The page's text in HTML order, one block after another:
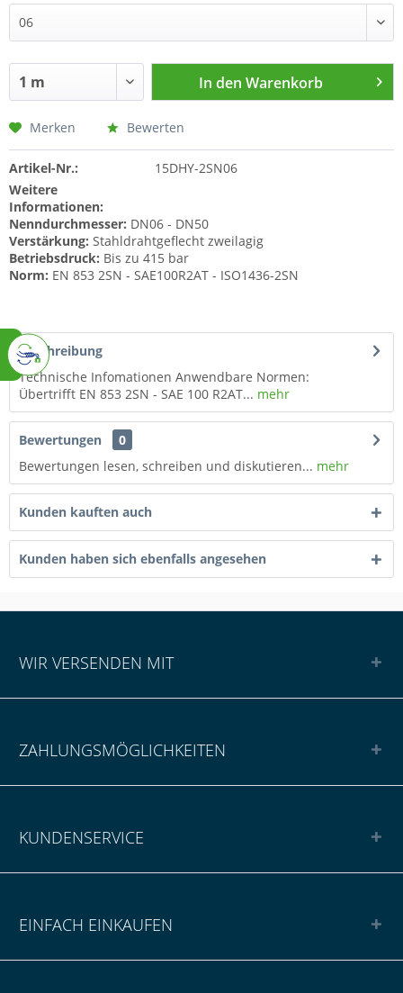
In den Warenkorb
Merken Bewerten
Artikel-Nr.:
15DHY-2SN06
Weitere
Informationen:
Nenndurchmesser: DN06 - DN50
Verstärkung: Stahldrahtgeflecht zweilagig
Betriebsdruck: Bis zu 415 bar
Norm: EN 853 2SN - SAE100R2AT - ISO1436-2SN
Beschreibung
Technische Infomationen Anwendbare Normen:
Übertrifft EN 853 2SN - SAE 100 R2AT... mehr
Bewertungen
0
Bewertungen lesen, schreiben und diskutieren... mehr
Kunden kauften auch
Kunden haben sich ebenfalls angesehen
WIR VERSENDEN MIT
ZAHLUNGSMÖGLICHKEITEN
KUNDENSERVICE
EINFACH EINKAUFEN